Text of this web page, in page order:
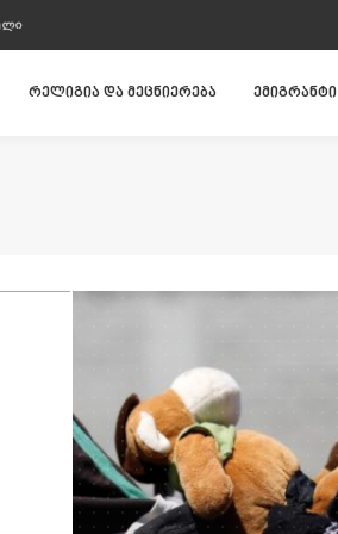
რელიგია და მეცნიერება ემიგრანტი